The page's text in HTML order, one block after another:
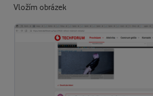
Vložím obrázek